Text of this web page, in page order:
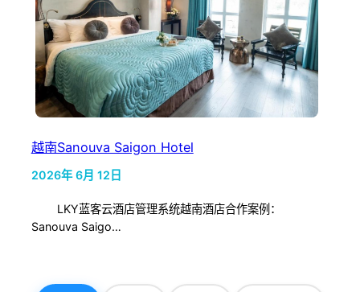
越南Sanouva Saigon Hotel
2026年 6月 12日
LKY蓝客云酒店管理系统越南酒店合作案例：
Sanouva Saigo…